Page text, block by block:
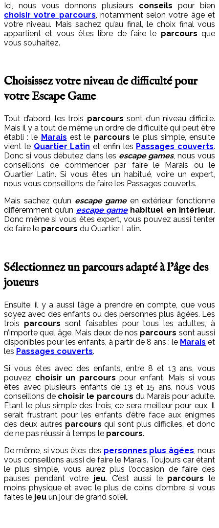
Ici, nous vous donnons plusieurs conseils pour bien
choisir votre parcours , notamment selon votre âge et
votre niveau. Mais sachez qu’au final, le choix final vous
appartient et vous êtes libre de faire le parcours que
vous souhaitez.
Choisissez votre niveau de difficulté pour
votre Escape Game
Tout d’abord, les trois parcours sont d’un niveau difficile.
Mais il y a tout de même un ordre de difficulté qui peut être
établi : le Marais est le parcours le plus simple, ensuite
vient le Quartier Latin et enfin les Passages couverts.
Donc si vous débutez dans les escape games, nous vous
conseillons de commencer par faire le Marais ou le
Quartier Latin. Si vous êtes un habitué, voire un expert,
nous vous conseillons de faire les Passages couverts.
Mais sachez qu’un escape gameen extérieur fonctionne
différemment qu’un escape gamehabituel en intérieur.
Donc même si vous êtes expert, vous pouvez aussi tenter
de faire le parcours du Quartier Latin.
Sélectionnez un parcours adapté à l’âge des
joueurs
Ensuite, il y a aussi l’âge à prendre en compte, que vous
soyez avec des enfants ou des personnes plus âgées. Les
trois parcours sont faisables pour tous les adultes, à
n’importe quel âge. Mais deux de nos parcours sont aussi
disponibles pour les enfants, à partir de 8 ans : le Marais et
les Passages couverts.
Si vous êtes avec des enfants, entre 8 et 13 ans, vous
pouvez choisir un parcours pour enfant. Mais si vous
êtes avec plusieurs enfants de 13 et 15 ans, nous vous
conseillons de choisir le parcours du Marais pour adulte.
Étant le plus simple des trois, ce sera meilleur pour eux. Il
serait frustrant pour les enfants d’être face aux énigmes
des deux autres parcours qui sont plus difficiles, et donc
de ne pas réussir à temps le parcours.
De même, si vous êtes des personnes plus âgées, nous
vous conseillons aussi de faire le Marais. Toujours car étant
le plus simple, vous aurez plus l’occasion de faire des
pauses pendant votre jeu. C’est aussi le parcours le
moins physique et avec le plus de coins d’ombre, si vous
faites le jeu un jour de grand soleil.